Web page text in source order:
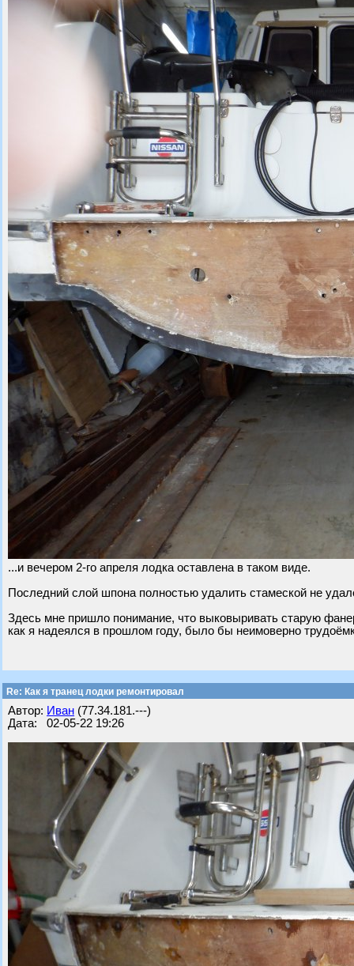
...и вечером 2-го апреля лодка оставлена в таком виде.
Последний слой шпона полностью удалить стамеской не
Здесь мне пришло понимание, что выковыривать старую
как я надеялся в прошлом году, было бы неимоверно
Re: Как я транец лодки ремонтировал
Автор: Иван (77.34.181.---)
Дата: 02-05-22 19:26